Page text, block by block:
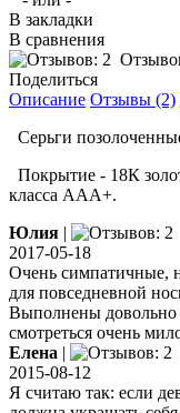
В закладки
В сравнения
Поделиться
Описание Отзывы (2)
Серьги
Покрытие - 18К
класса ААА+.
Юлия |
2017-05-18
Очень симпатичные,
для повседневной
Выполнены довольно
смотреться очень
Елена |
2015-08-12
Я считаю так: если